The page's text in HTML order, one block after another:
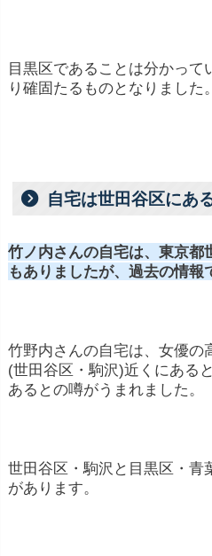
目黒区であることは分かって
り確固たるものとなりました。
自宅は世田谷区にあ
竹ノ内さんの自宅は、東京都
もありましたが、過去の情報
竹野内さんの自宅は、女優の
(世田谷区・駒沢)近くにある
あるとの噂がうまれました。
世田谷区・駒沢と目黒区・青
があります。